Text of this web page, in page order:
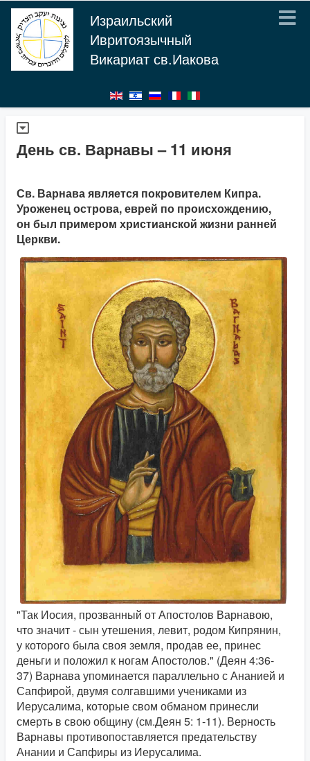
Израильский
Ивритоязычный
Викариат св.Иакова
День св. Варнавы – 11 июня
Св. Варнава является покровителем Кипра.
Уроженец острова, еврей по происхождению,
он был примером христианской жизни ранней
Церкви.
"Так Иосия, прозванный от Апостолов Варнавою,
что значит - сын утешения, левит, родом Кипрянин,
у которого была своя земля, продав ее, принес
деньги и положил к ногам Апостолов." (Деян 4:36-
37) Варнава упоминается параллельно с Ананией и
Сапфирой, двумя солгавшими учениками из
Иерусалима, которые свом обманом принесли
смерть в свою общину (см.Деян 5: 1-11). Верность
Варнавы противопоставляется предательству
Анании и Сапфиры из Иерусалима.